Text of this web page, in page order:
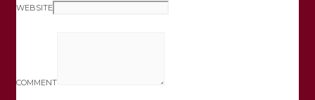
WEBSITE
COMMENT